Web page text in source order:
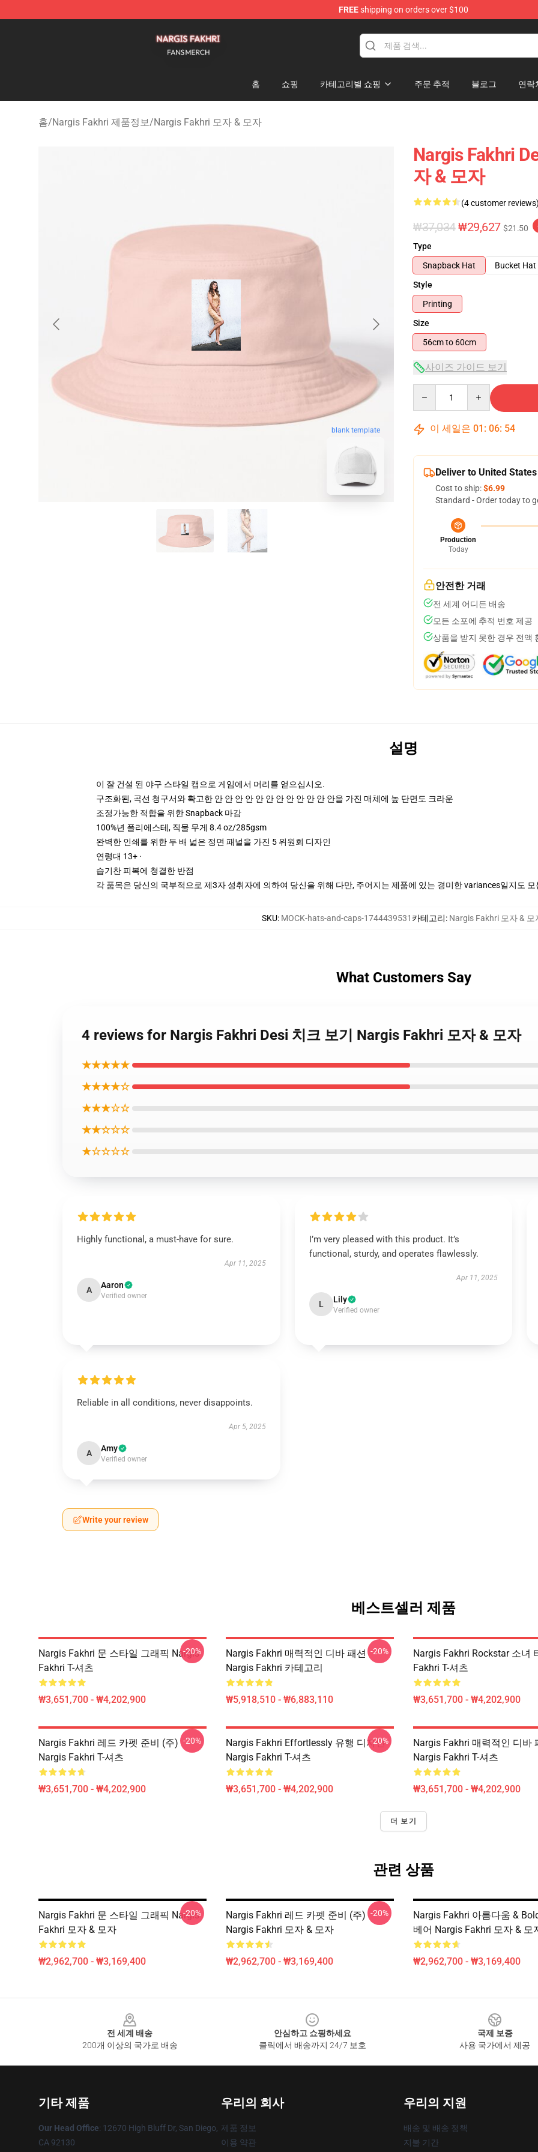
FREEshipping on orders over $100
홈 쇼핑 카테고리별 쇼핑 주문 추적 블로그 연락
홈/Nargis Fakhri 제품정보/Nargis Fakhri 모자 & 모자
blank template
Nargis Fakhri
자 & 모자
(4 customer reviews)
₩37,034₩29,627 $21.50
Type
Snapback Hat
Bucket Hat
Style
Printing
Size
56cm to 60cm
사이즈 가이드 보기
이 세일은 01 : 06: 53
Deliver to United States
Cost to ship:$6.99
Standard - Order today to
Production
Today
안전한 거래
전 세계 어디든 배송
모든 소포에 추적 번호 제공
상품을 받지 못한 경우 전액
설명
이 잘 건설 된 야구 스타일 캡으로 게임에서 머리를 얻으십시오.
구조화된, 곡선 청구서와 확고한 안 안 안 안 안 안 안 안 안 안 안 안을 가진 매체에 높 단면도 크라운
조정가능한 적합을 위한 Snapback 마감
100%년 폴리에스테, 직물 무게 8.4 oz/285gsm
완벽한 인쇄를 위한 두 배 넓은 정면 패널을 가진 5 위원회 디자인
연령대 13+ ·
습기찬 피복에 청결한 반점
각 품목은 당신의 국부적으로 제3자 성취자에 의하여 당신을 위해 다만, 주어지는 제품에 있는 경미한 variances일지도
SKU: MOCK-hats-and-caps-1744439531 카테고리: Nargis Fakhri 모자 & 모
What Customers Say
4 reviews for Nargis Fakhri Desi 치크 보기 Nargis Fakhri 모자 & 모자
★★★★★
★★★★☆
★★★☆☆
★★☆☆☆
★☆☆☆☆
Highly functional, a must-have for sure.
Apr 11, 2025
A Aaron
Verified owner
I’m very pleased with this product. It’s
functional, sturdy, and operates flawlessly.
Apr 11, 2025
L Lily
Verified owner
Reliable in all conditions, never disappoints.
Apr 5, 2025
A Amy
Verified owner
Write your review
베스트셀러 제품
Nargis Fakhri 문 스타일 그래픽 Nargis
Fakhri T-셔츠
₩3,651,700 - ₩4,202,900
-20%
Nargis Fakhri 매력적인 디바 패션
Nargis Fakhri 카테고리
₩5,918,510 - ₩6,883,110
-20%
Nargis Fakhri Rockstar 소녀
Fakhri T-셔츠
₩3,651,700 - ₩4,202,900
Nargis Fakhri 레드 카펫 준비 (주)
Nargis Fakhri T-셔츠
₩3,651,700 - ₩4,202,900
-20%
Nargis Fakhri Effortlessly 유행 디자인
Nargis Fakhri T-셔츠
₩3,651,700 - ₩4,202,900
-20%
Nargis Fakhri 매력적인 디바
Nargis Fakhri T-셔츠
₩3,651,700 - ₩4,202,900
더 보기
관련 상품
Nargis Fakhri 문 스타일 그래픽 Nargis
Fakhri 모자 & 모자
₩2,962,700 - ₩3,169,400
-20%
Nargis Fakhri 레드 카펫 준비 (주)
Nargis Fakhri 모자 & 모자
₩2,962,700 - ₩3,169,400
-20%
Nargis Fakhri 아름다움 &
베어 Nargis Fakhri 모자 & 모
₩2,962,700 - ₩3,169,400
전 세계 배송
200개 이상의 국가로 배송
안심하고 쇼핑하세요
클릭에서 배송까지 24/7 보호
국제 보증
사용 국가에서 제공
기타 제품
Our Head Office: 12670 High Bluff Dr, San Diego,
CA 92130
우리의 회사
제품 정보
이용 약관
우리의 지원
배송 및 배송 정책
지불 기간